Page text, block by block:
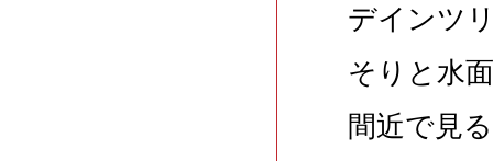
デインツ
そりと水
間近で見